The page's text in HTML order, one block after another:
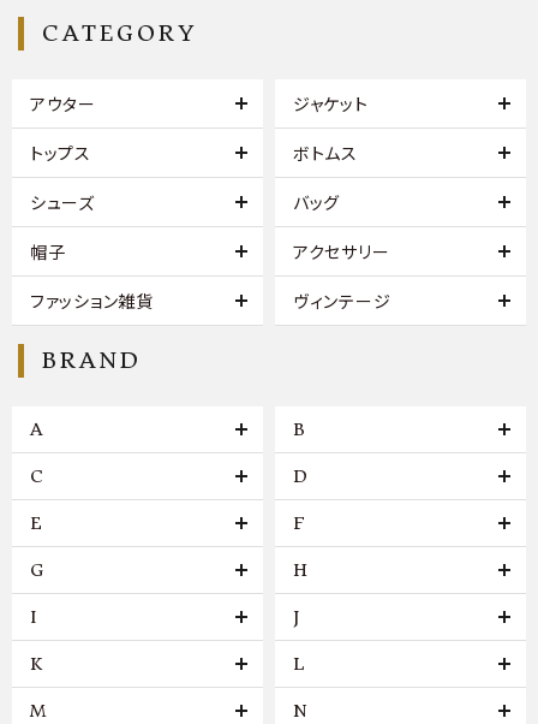
CATEGORY
アウター ジャケット
トップス ボトムス
シューズ バッグ
帽子 アクセサリー
ファッション雑貨 ヴィンテージ
BRAND
A B
C D
E F
G H
I J
K L
M N